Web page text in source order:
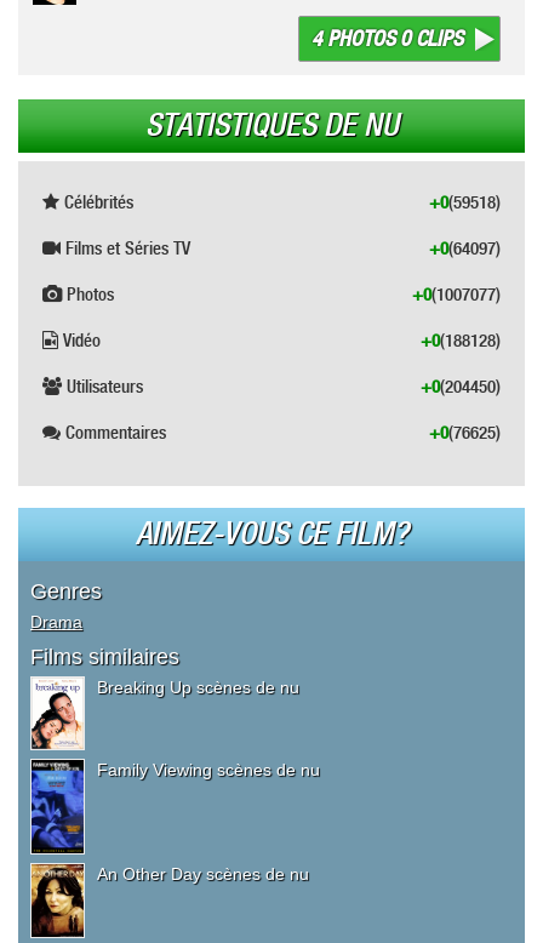
4 PHOTOS 0 CLIPS
STATISTIQUES DE NU
Célébrités (59518)
+0
Films et Séries TV (64097)
+0
Photos (1007077)
+0
Vidéo (188128)
+0
Utilisateurs (204450)
+0
Commentaires (76625)
+0
AIMEZ-VOUS CE FILM?
Genres
Drama
Films similaires
Breaking Up scènes de nu
Family Viewing scènes de nu
An Other Day scènes de nu